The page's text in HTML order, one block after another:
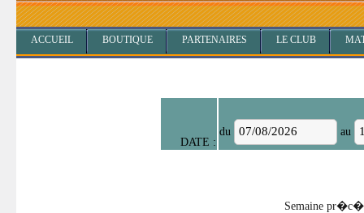
ACCUEIL BOUTIQUE PARTENAIRES LE CLUB
DATE :
du au
Semaine